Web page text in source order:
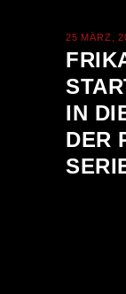
25 MÄRZ,
IN
DER